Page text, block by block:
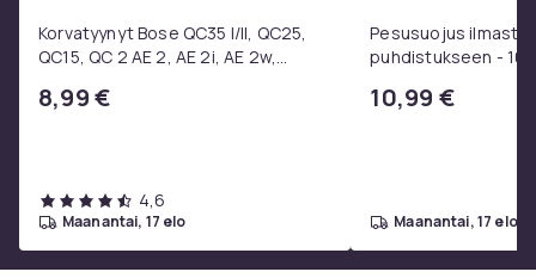
Korvatyynyt Bose QC35 I/II, QC25,
QC15, QC 2 AE 2, AE 2i, AE 2w,
8,99 €
4,6
maanantai, 17 elo
Pesusuojus
puhdistukseen -
10,99 €
maanantai, 17 elo